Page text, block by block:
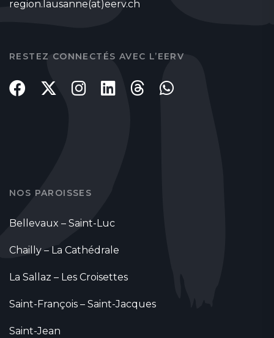
region.lausanne(at)eerv.ch
RESTEZ CONNECTÉS AVEC L’EERV
NOS PAROISSES
Bellevaux – Saint-Luc
Chailly – La Cathédrale
La Sallaz – Les Croisettes
Saint-François – Saint-Jacques
Saint-Jean